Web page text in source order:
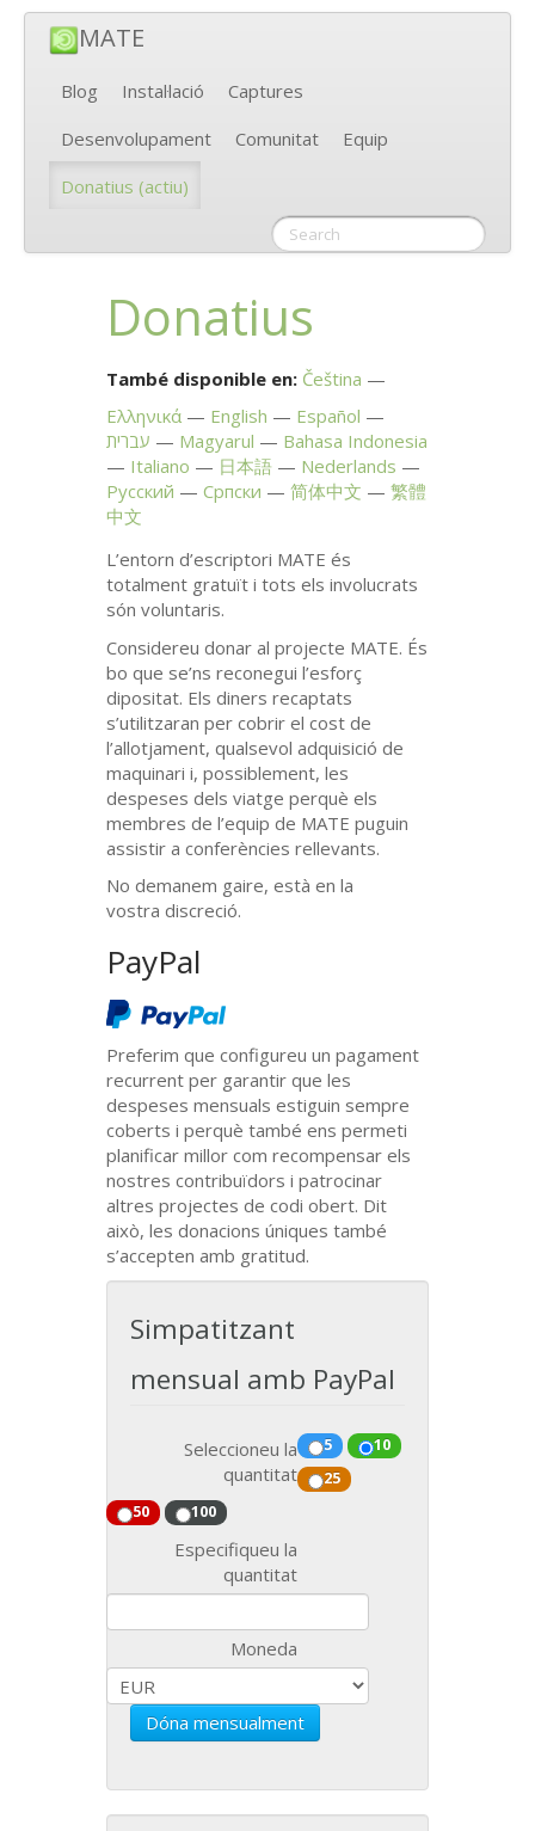
MATE
Blog Instal·lació
Captures
Desenvolupament
Comunitat
Equip
Donatius (actiu)
Donatius
També disponible en: Čeština
Ελληνικά
English
Español
עברית
Magyarul
Bahasa Indonesia
Italiano
日本語
Nederlands
Русский
Српски 简体中文
繁體
中文
L’entorn d’escriptori MATE és
totalment gratuït i tots els involucrats
són voluntaris.
Considereu donar al projecte MATE. És
bo que se’ns reconegui l’esforç
dipositat. Els diners recaptats
s’utilitzaran per cobrir el cost de
l’allotjament, qualsevol adquisició de
maquinari i, possiblement, les
despeses dels viatge perquè els
membres de l’equip de MATE puguin
assistir a conferències rellevants.
No demanem gaire, està en la
vostra discreció.
PayPal
Preferim que configureu un pagament
recurrent per garantir que les
despeses mensuals estiguin sempre
coberts i perquè també ens permeti
planificar millor com recompensar els
nostres contribuïdors i patrocinar
altres projectes de codi obert. Dit
això, les donacions úniques també
s’accepten amb gratitud.
Simpatitzant
mensual amb PayPal
Seleccioneu la
quantitat
5
10
25
50
100
Especifiqueu la
quantitat
Moneda
Dóna mensualment